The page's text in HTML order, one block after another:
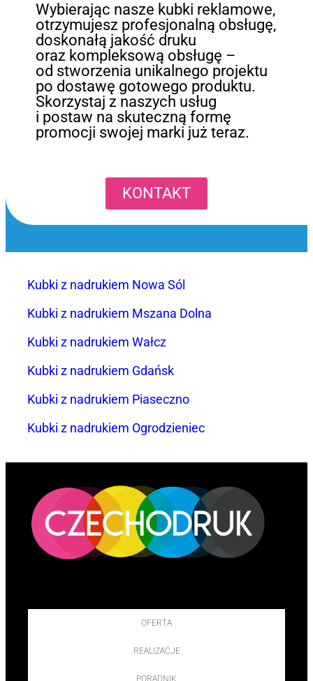
Wybierając nasze kubki reklamowe,
otrzymujesz profesjonalną obsługę,
doskonałą jakość druku
oraz kompleksową obsługę –
od stworzenia unikalnego projektu
po dostawę gotowego produktu.
Skorzystaj z naszych usług
i postaw na skuteczną formę
promocji swojej marki już teraz.
KONTAKT
Kubki z nadrukiem Nowa Sól
Kubki z nadrukiem Mszana Dolna
Kubki z nadrukiem Wałcz
Kubki z nadrukiem Gdańsk
Kubki z nadrukiem Piaseczno
Kubki z nadrukiem Ogrodzieniec
OFERTA
REALIZACJE
PORADNIK